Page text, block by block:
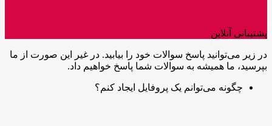
پشتیبانی آنلاین
در زیر می‌توانید پاسخ سوالات خود را بیابید. در غیر این صورت از ما
بپرسید، ما همیشه به سوالات شما پاسخ خواهیم داد.
چگونه می‌توانم یک پروفایل ایجاد کنم؟